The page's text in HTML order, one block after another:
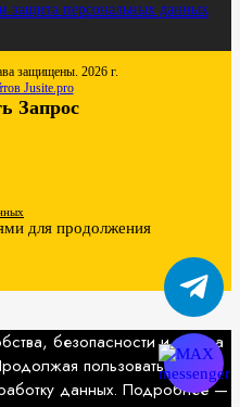
защита персональных данных
защищены. 2026 г.
Jusite.pro
Запрос
для продолжения
безопасности и показа
пользоваться
данных. Подробнее —